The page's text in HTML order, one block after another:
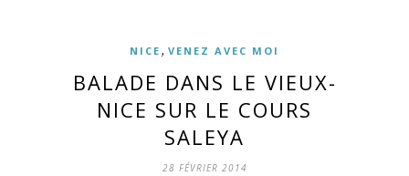
NICE , VENEZ AVEC MOI
BALADE DANS LE VIEUX-
NICE SUR LE COURS
SALEYA
28 FÉVRIER 2014